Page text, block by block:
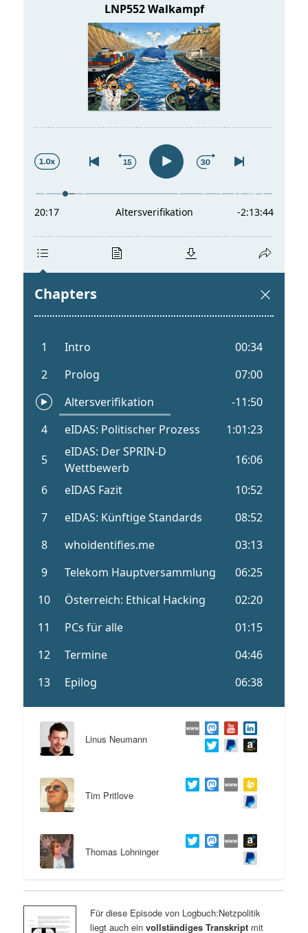
ng
n
Linus Neumann
Tim Pritlove
Thomas Lohninger
Für diese Episode von Logbuch:Netzpolitik
liegt auch ein vollständiges Transkriptmit